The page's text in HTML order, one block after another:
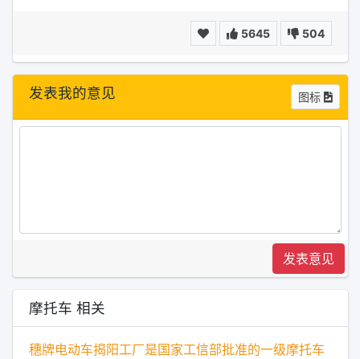
5645 504
发表我的意见 图标
发表意见
摩托车 相关
穗牌电动车揭阳工厂是国家工信部批准的一级摩托车